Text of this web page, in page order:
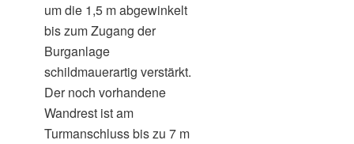
um die 1,5 m abgewinkelt
bis zum Zugang der
Burganlage
schildmauerartig verstärkt.
Der noch vorhandene
Wandrest ist am
Turmanschluss bis zu 7 m